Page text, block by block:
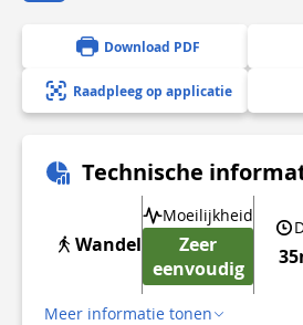
Download PDF
Raadpleeg op applicatie
Technische
Wandel
Moeilijkheid
Zeer
eenvoudig
Meer informatie tonen